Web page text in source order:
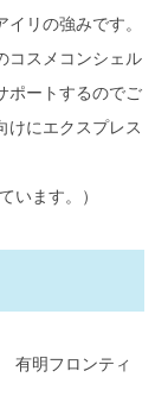
リの強みです。
コスメコンシェル
ポートするのでご
けにエクスプレス
います。）
明フロンティ